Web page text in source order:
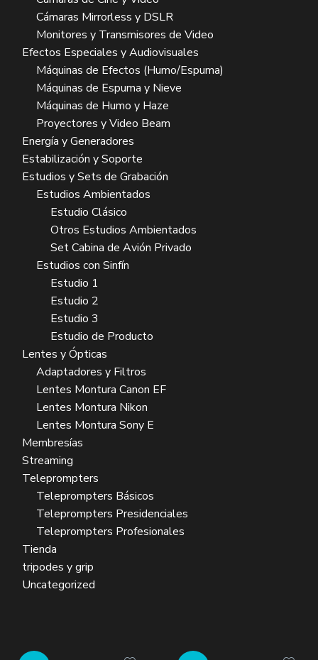
Cámaras Mirrorless y DSLR
Monitores y Transmisores de Video
Efectos Especiales y Audiovisuales
Máquinas de Efectos (Humo/Espuma)
Máquinas de Espuma y Nieve
Máquinas de Humo y Haze
Proyectores y Video Beam
Energía y Generadores
Estabilización y Soporte
Estudios y Sets de Grabación
Estudios Ambientados
Estudio Clásico
Otros Estudios Ambientados
Set Cabina de Avión Privado
Estudios con Sinfín
Estudio 1
Estudio 2
Estudio 3
Estudio de Producto
Lentes y Ópticas
Adaptadores y Filtros
Lentes Montura Canon EF
Lentes Montura Nikon
Lentes Montura Sony E
Membresías
Streaming
Teleprompters
Teleprompters Básicos
Teleprompters Presidenciales
Teleprompters Profesionales
Tienda
tripodes y grip
Uncategorized